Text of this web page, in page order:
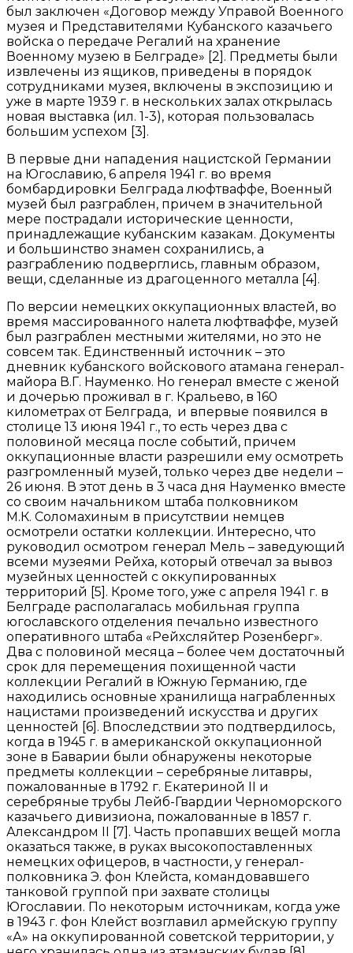
был заключен «Договор между Управой Военного
музея и Представителями Кубанского казачьего
войска о передаче Регалий на хранение
Военному музею в Белграде» [2]. Предметы были
извлечены из ящиков, приведены в порядок
сотрудниками музея, включены в экспозицию и
уже в марте 1939 г. в нескольких залах открылась
новая выставка (ил. 1-3), которая пользовалась
большим успехом [3].
В первые дни нападения нацистской Германии
на Югославию, 6 апреля 1941 г. во время
бомбардировки Белграда люфтваффе, Военный
музей был разграблен, причем в значительной
мере пострадали исторические ценности,
принадлежащие кубанским казакам. Документы
и большинство знамен сохранились, а
разграблению подверглись, главным образом,
вещи, сделанные из драгоценного металла [4].
По версии немецких оккупационных властей, во
время массированного налета люфтваффе, музей
был разграблен местными жителями, но это не
совсем так. Единственный источник – это
дневник кубанского войскового атамана генерал-
майора В.Г. Науменко. Но генерал вместе с женой
и дочерью проживал в г. Кральево, в 160
километрах от Белграда, и впервые появился в
столице 13 июня 1941 г., то есть через два с
половиной месяца после событий, причем
оккупационные власти разрешили ему осмотреть
разгромленный музей, только через две недели –
26 июня. В этот день в 3 часа дня Науменко вместе
со своим начальником штаба полковником
М.К. Соломахиным в присутствии немцев
осмотрели остатки коллекции. Интересно, что
руководил осмотром генерал Мель – заведующий
всеми музеями Рейха, который отвечал за вывоз
музейных ценностей с оккупированных
территорий [5]. Кроме того, уже с апреля 1941 г. в
Белграде располагалась мобильная группа
югославского отделения печально известного
оперативного штаба «Рейхсляйтер Розенберг».
Два с половиной месяца – более чем достаточный
срок для перемещения похищенной части
коллекции Регалий в Южную Германию, где
находились основные хранилища награбленных
нацистами произведений искусства и других
ценностей [6]. Впоследствии это подтвердилось,
когда в 1945 г. в американской оккупационной
зоне в Баварии были обнаружены некоторые
предметы коллекции – серебряные литавры,
пожалованные в 1792 г. Екатериной II и
серебряные трубы Лейб-Гвардии Черноморского
казачьего дивизиона, пожалованные в 1857 г.
Александром II [7]. Часть пропавших вещей могла
оказаться также, в руках высокопоставленных
немецких офицеров, в частности, у генерал-
полковника Э. фон Клейста, командовавшего
танковой группой при захвате столицы
Югославии. По некоторым источникам, когда уже
в 1943 г. фон Клейст возглавил армейскую группу
«А» на оккупированной советской территории, у